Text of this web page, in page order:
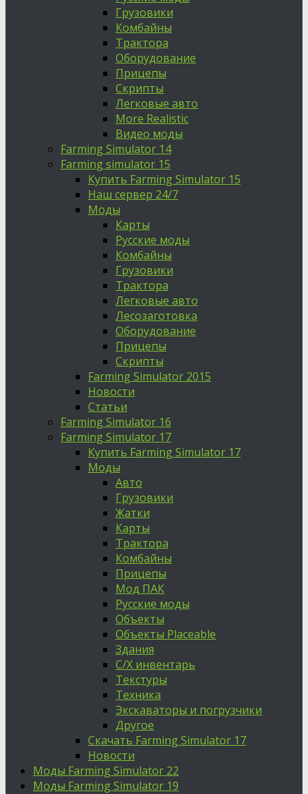
Грузовики
Комбайны
Трактора
Оборудование
Прицепы
Скрипты
Легковые авто
More Realistic
Видео моды
Farming Simulator 14
Farming simulator 15
Купить Farming Simulator 15
Наш сервер 24/7
Моды
Карты
Русские моды
Комбайны
Грузовики
Трактора
Легковые авто
Лесозаготовка
Оборудование
Прицепы
Скрипты
Farming Simulator 2015
Новости
Статьи
Farming Simulator 16
Farming Simulator 17
Купить Farming Simulator 17
Моды
Авто
Грузовики
Жатки
Карты
Трактора
Комбайны
Прицепы
Мод ПАК
Русские моды
Объекты
Объекты Placeable
Здания
С/Х инвентарь
Текстуры
Техника
Экскаваторы и погрузчики
Другое
Скачать Farming Simulator 17
Новости
Моды Farming Simulator 22
Моды Farming Simulator 19